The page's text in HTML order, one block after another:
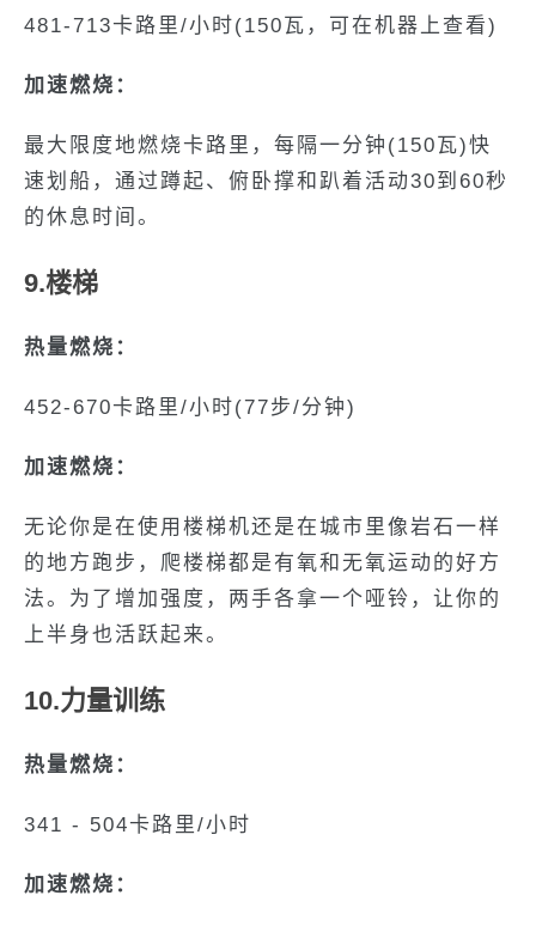
481-713卡路里/小时(150瓦，可在机器上查看)
加速燃烧：
最大限度地燃烧卡路里，每隔一分钟(150瓦)快
速划船，通过蹲起、俯卧撑和趴着活动30到60秒
的休息时间。
9.楼梯
热量燃烧：
452-670卡路里/小时(77步/分钟)
加速燃烧：
无论你是在使用楼梯机还是在城市里像岩石一样
的地方跑步，爬楼梯都是有氧和无氧运动的好方
法。为了增加强度，两手各拿一个哑铃，让你的
上半身也活跃起来。
10.力量训练
热量燃烧：
341 - 504卡路里/小时
加速燃烧：